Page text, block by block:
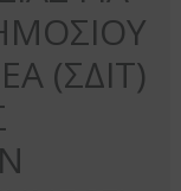
(ΣΔΙΤ)